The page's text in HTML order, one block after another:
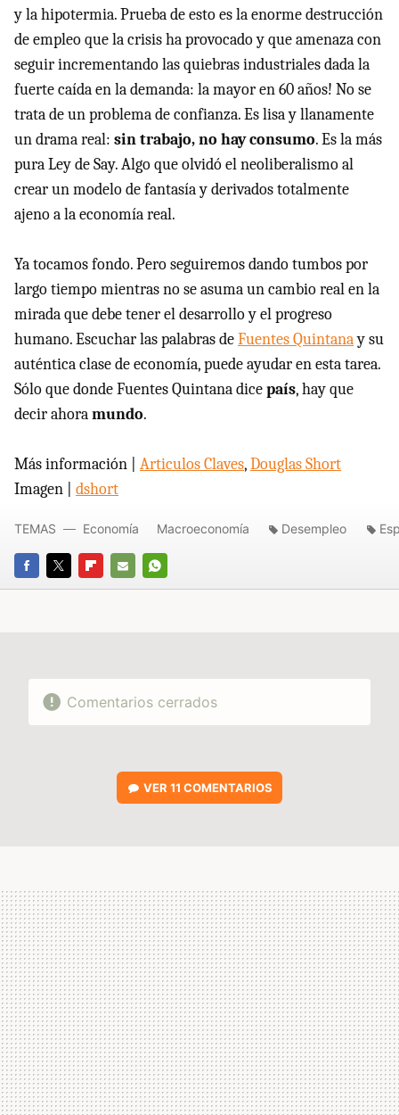
y la hipotermia. Prueba de esto es la enorme destrucción
de empleo que la crisis ha provocado y que amenaza con
seguir incrementando las quiebras industriales dada la
fuerte caída en la demanda: la mayor en 60 años! No se
trata de un problema de confianza. Es lisa y llanamente
un drama real: sin trabajo, no hay consumo. Es la más
pura Ley de Say. Algo que olvidó el neoliberalismo al
crear un modelo de fantasía y derivados totalmente
ajeno a la economía real.
Ya tocamos fondo. Pero seguiremos dando tumbos por
largo tiempo mientras no se asuma un cambio real en la
mirada que debe tener el desarrollo y el progreso
humano. Escuchar las palabras deFuentes Quintanay su
auténtica clase de economía, puede ayudar en esta tarea.
Sólo que donde Fuentes Quintana dicepaís, hay que
decir ahoramundo.
Más información | Articulos Claves,Douglas Short
Imagen | dshort
FACEBOOK
TWITTERFLIPBOARD
E-
WHATSAPP
TEMAS Economía Macroeconomía Desempleo
Comentarios cerrados
VER11 COMENTARIOS